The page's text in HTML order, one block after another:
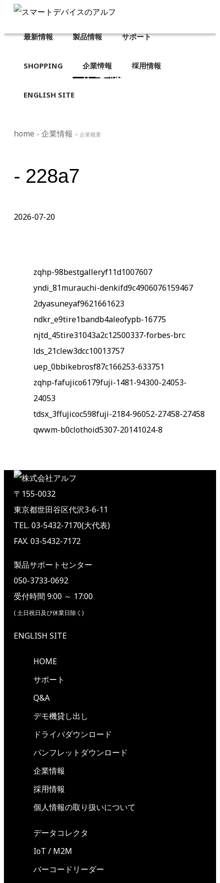
最新情報 製品情報 サポート
SHOPPING 企業情報 採用情報
ENGLISH SITE
企業概要
home > 企業情報 > 企業概要
- 228a7
2026-07-20
zqhp-98bestgalleryf11d1007607
yndi_81murauchi-denkifd9c4906076159467
2dyasuneyaf9621661623
ndkr_e9tire1bandb4aleofypb-16775
njtd_45tire31043a2c12500337-forbes-brc
lds_21clew3dcc10013757
uep_0bbikebrosf87c166253-633751
zqhp-fafujico6179fuji-1481-94300-24053-
24053
tdsx_3ffujicoc598fuji-2184-96052-27458-27458
qwwm-b0clothoid5307-20141024-8
〒155-0032
東京都世田谷区代沢3-6-11
TEL. 03-5432-7170(大代表)
FAX. 03-5432-7172
製品サポートセンター
050-3733-0692
受付時間 9:00 ～ 17:00
( 土日祝日及び休業日除く)
ENGLISH SITE
HOME
サポート
Q&A
デモ機貸し出し
ドライバダウンロード
パンフレットダウンロード
企業情報
採用情報
個人情報の取り扱いについて
データコレクタ
IoT / M2M
バーコードリーダー